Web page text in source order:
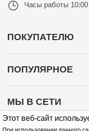
Этот веб-сайт
Часы работы
ПОКУПАТЕЛЮ
ПОПУЛЯРНОЕ
МЫ В СЕТИ